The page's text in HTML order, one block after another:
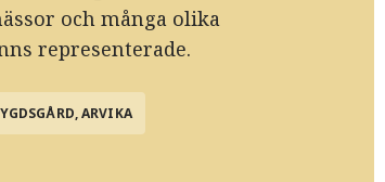
och många olika
representerade.
ARVIKA